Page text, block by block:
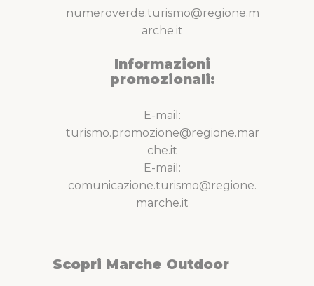
numeroverde.turismo@regione.m
arche.it
Informazioni
promozionali:
E-mail:
turismo.promozione@regione.mar
che.it
E-mail:
comunicazione.turismo@regione.
marche.it
Scopri Marche Outdoor